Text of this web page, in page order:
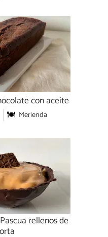
con aceite
Merienda
rellenos de